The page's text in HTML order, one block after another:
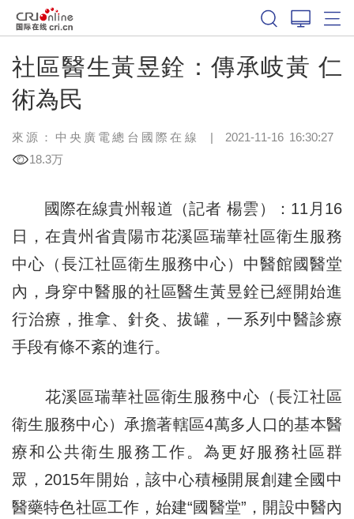
社區醫生黃昱銓：傳承岐黃 仁
術為民
來源：中央廣電總台國際在線 | 2021-11-16 16:30:27
18.3万
國際在線貴州報道（記者 楊雲）：11月16
日，在貴州省貴陽市花溪區瑞華社區衛生服務
中心（長江社區衛生服務中心）中醫館國醫堂
內，身穿中醫服的社區醫生黃昱銓已經開始進
行治療，推拿、針灸、拔罐，一系列中醫診療
手段有條不紊的進行。
花溪區瑞華社區衛生服務中心（長江社區
衛生服務中心）承擔著轄區4萬多人口的基本醫
療和公共衛生服務工作。為更好服務社區群
眾，2015年開始，該中心積極開展創建全國中
醫藥特色社區工作，始建“國醫堂”，開設中醫內